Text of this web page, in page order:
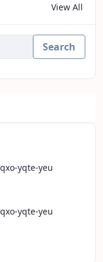
View All
Search
yqte-yeu
yqte-yeu